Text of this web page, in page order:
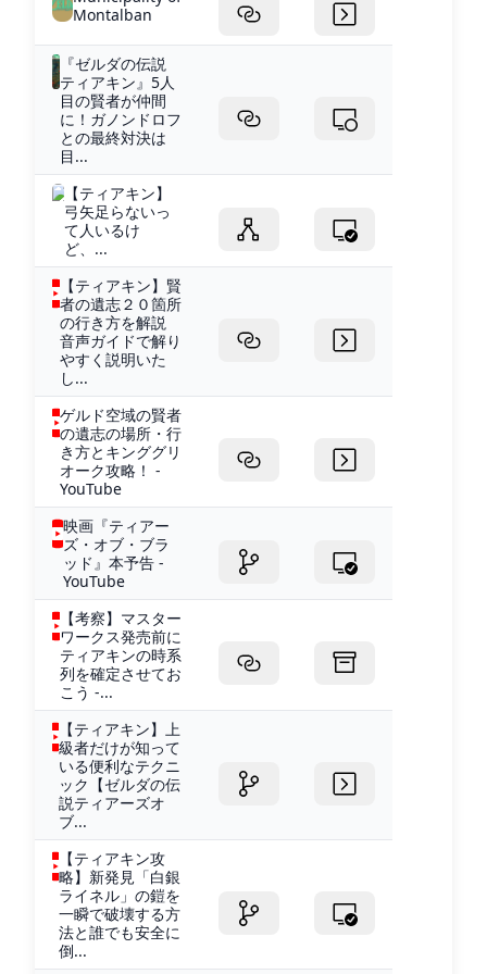
Montalban
『ゼルダの伝説
ティアキン』5人
目の賢者が仲間
に！ガノンドロフ
との最終対決は
目...
【ティアキン】
弓矢足らないっ
て人いるけ
ど、...
【ティアキン】賢
者の遺志２０箇所
の行き方を解説
音声ガイドで解り
やすく説明いた
し...
ゲルド空域の賢者
の遺志の場所・行
き方とキンググリ
オーク攻略！ -
YouTube
映画『ティアー
ズ・オブ・ブラ
ッド』本予告 -
YouTube
【考察】マスター
ワークス発売前に
ティアキンの時系
列を確定させてお
こう -...
【ティアキン】上
級者だけが知って
いる便利なテクニ
ック【ゼルダの伝
説ティアーズオ
ブ...
【ティアキン攻
略】新発見「白銀
ライネル」の鎧を
一瞬で破壊する方
法と誰でも安全に
倒...